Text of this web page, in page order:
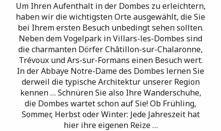
Um Ihren Aufenthalt in der Dombes zu erleichtern,
haben wir die wichtigsten Orte ausgewählt, die Sie
bei Ihrem ersten Besuch unbedingt sehen sollten.
Neben dem Vogelpark in Villars-les-Dombes sind
die charmanten Dörfer Châtillon-sur-Chalaronne,
Trévoux und Ars-sur-Formans einen Besuch wert.
In der Abbaye Notre-Dame des Dombes lernen Sie
derweil die typische Architektur unserer Region
kennen … Schnüren Sie also Ihre Wanderschuhe,
die Dombes wartet schon auf Sie! Ob Frühling,
Sommer, Herbst oder Winter: Jede Jahreszeit hat
hier ihre eigenen Reize …